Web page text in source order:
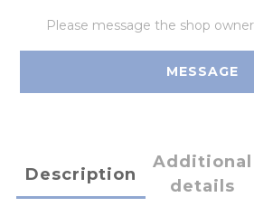
Please message the shop
MESSAGE
Description
Additional
details